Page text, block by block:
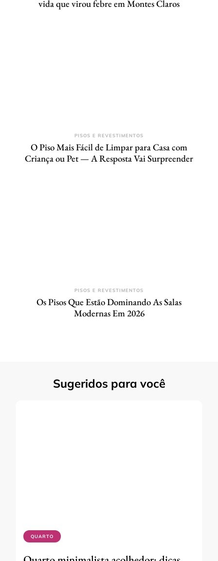
vida que virou febre em Montes Claros
PISOS E REVESTIMENTOS
O Piso Mais Fácil de Limpar para Casa com
Criança ou Pet — A Resposta Vai Surpreender
PISOS E REVESTIMENTOS
Os Pisos Que Estão Dominando As Salas
Modernas Em 2026
Sugeridos para você
QUARTO